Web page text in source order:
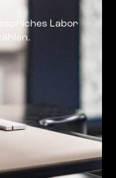
Labor